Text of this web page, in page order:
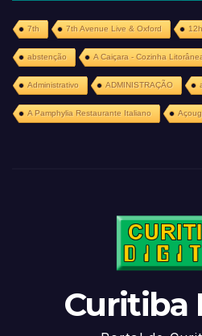
7th 7th Avenue Live & Oxford 12h
abstenção A Caiçara - Cozinha
Administrativo ADMINISTRAÇÃO
A Pamphylia Restaurante Italiano
Curitiba